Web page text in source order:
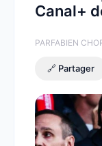
Canal+
PARFABIEN
🔗 Partager